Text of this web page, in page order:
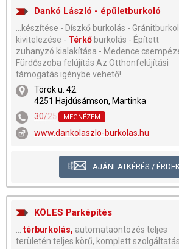
Dankó László - épületburkoló
...készítése - Díszkő burkolás -
kivitelezése - Térkő burkolás - Épített
zuhanyzó kialakítása - Medence
Fürdőszoba felújítás Az Otthonfelújítási
támogatás igénybe vehető!
Török u. 42.
4251 Hajdúsámson, Martinka
30/258-6776,30/482-4728
MEGNÉZEM
www.dankolaszlo-burkolas.hu
AJÁNLATKÉRÉS /
KÖLES Parképítés
térburkolás, automataöntözés teljes
területén teljes körű, komplett